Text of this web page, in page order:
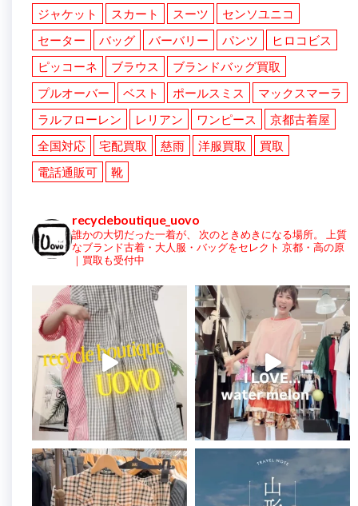
ジャケット スカート スーツ
センソユニコ
セーター
バッグ バーバリー パンツ
ヒロコビス
ピッコーネ
ブラウス
ブランドバッグ買取
プルオーバー
ベスト ポールスミス
マックスマーラ
ラルフローレン
レリアン ワンピース
京都古着屋
全国対応
宅配買取 慈雨 洋服買取
買取
電話通販可
靴
recycleboutique_uovo
誰かの大切だった一着が、 次のときめきになる場所。
上質
なブランド古着・大人服・バッグをセレクト 京都・高の原
｜買取も受付中